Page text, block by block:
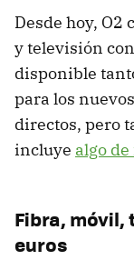
Desde hoy,
y televisión
disponible
para los
directos, pero
incluye algo
Fibra, móvil,
euros